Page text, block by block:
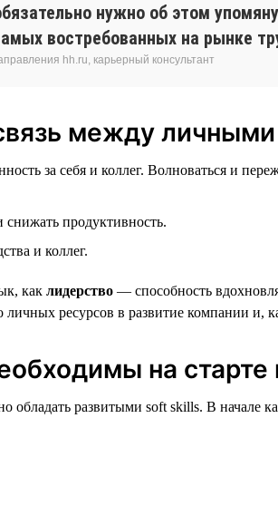
нужно об этом
востребованных на рынке
hh.ru, карьерный консультант
между
за себя и коллег. Волноваться и
снижать продуктивность.
и коллег.
как лидерство — способность
ресурсов в развитие компании и,
на старте
развитыми soft skills. В начале